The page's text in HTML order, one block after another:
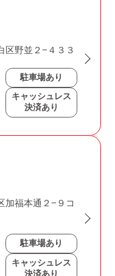
区野並２−４３３
駐車場あり
キャッシュレス
決済あり
加福本通２−９コ
駐車場あり
キャッシュレス
決済あり